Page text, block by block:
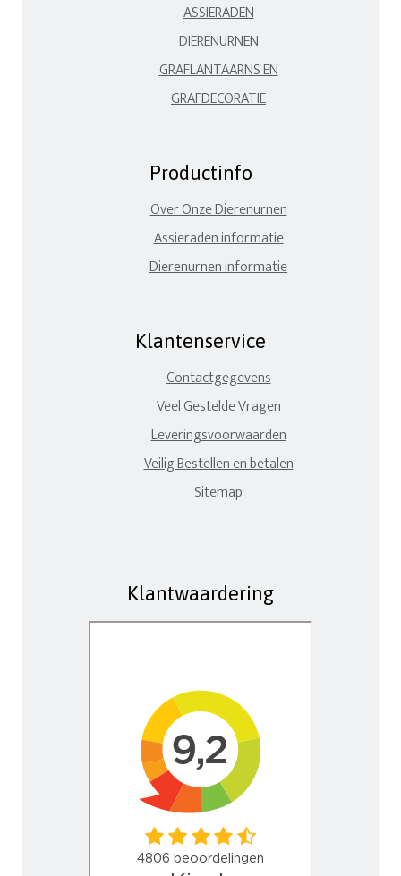
ASSIERADEN
DIERENURNEN
GRAFLANTAARNS EN
GRAFDECORATIE
Productinfo
Over Onze Dierenurnen
Assieraden informatie
Dierenurnen informatie
Klantenservice
Contactgegevens
Veel Gestelde Vragen
Leveringsvoorwaarden
Veilig Bestellen en betalen
Sitemap
Klantwaardering